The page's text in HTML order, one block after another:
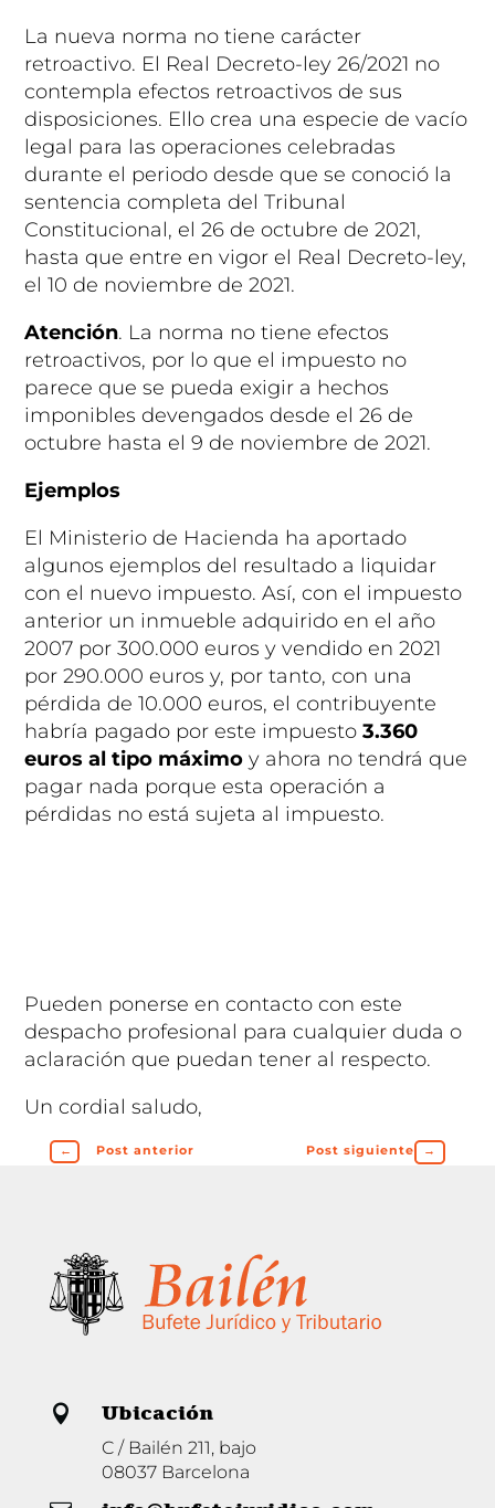
La nueva norma no tiene carácter
retroactivo. El Real Decreto-ley 26/2021 no
contempla efectos retroactivos de sus
disposiciones. Ello crea una especie de vacío
legal para las operaciones celebradas
durante el periodo desde que se conoció la
sentencia completa del Tribunal
Constitucional, el 26 de octubre de 2021,
hasta que entre en vigor el Real Decreto-ley,
el 10 de noviembre de 2021.
Atención. La norma no tiene efectos
retroactivos, por lo que el impuesto no
parece que se pueda exigir a hechos
imponibles devengados desde el 26 de
octubre hasta el 9 de noviembre de 2021.
Ejemplos
El Ministerio de Hacienda ha aportado
algunos ejemplos del resultado a liquidar
con el nuevo impuesto. Así, con el impuesto
anterior un inmueble adquirido en el año
2007 por 300.000 euros y vendido en 2021
por 290.000 euros y, por tanto, con una
pérdida de 10.000 euros, el contribuyente
habría pagado por este impuesto3.360
euros al tipo máximoy ahora no tendrá que
pagar nada porque esta operación a
pérdidas no está sujeta al impuesto.
Pueden ponerse en contacto con este
despacho profesional para cualquier duda o
aclaración que puedan tener al respecto.
Un cordial saludo,
← Post anterior Post siguiente →
 Ubicación
C / Bailén 211, bajo
08037 Barcelona